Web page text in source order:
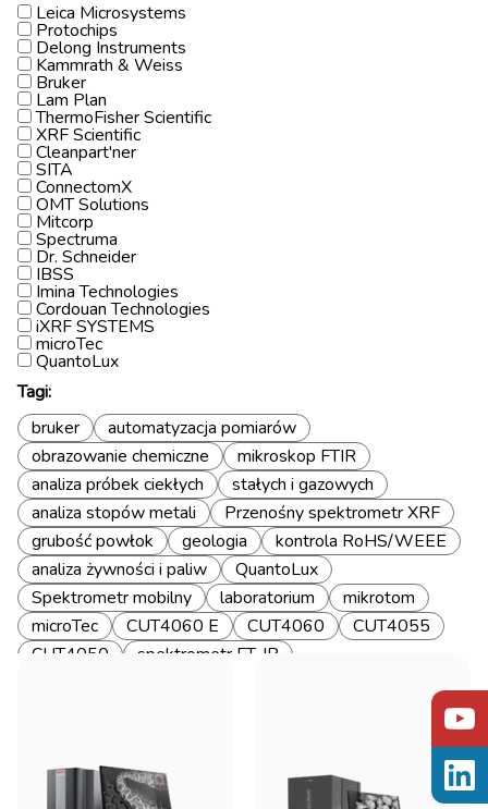
Leica Microsystems
Protochips
Delong Instruments
Kammrath & Weiss
Bruker
Lam Plan
ThermoFisher Scientific
XRF Scientific
Cleanpart'ner
SITA
ConnectomX
OMT Solutions
Mitcorp
Spectruma
Dr. Schneider
IBSS
Imina Technologies
Cordouan Technologies
iXRF SYSTEMS
microTec
QuantoLux
Tagi:
bruker
automatyzacja pomiarów
obrazowanie chemiczne
mikroskop FTIR
analiza próbek ciekłych
stałych i gazowych
analiza stopów metali
Przenośny spektrometr XRF
grubość powłok
geologia
kontrola RoHS/WEEE
analiza żywności i paliw
QuantoLux
Spektrometr mobilny
laboratorium
mikrotom
microTec
CUT4060 E CUT4060
CUT4055
CUT4050
spektrometr FT-IR
Spektrometr microXRF
iXRF SYSTEMS
EDS